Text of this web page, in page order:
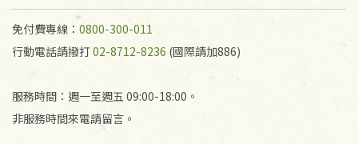
代為結緣處理等。 若需將手抄稿寄還給消費者，因而
產生的運費100元/箱將由消費者負擔。
免付費專線： 0800-300-011
行動電話請撥打02-8712-8236 (國際請加886)
服務時間：週一至週五 09:00-18:00。
非服務時間來電請留言。